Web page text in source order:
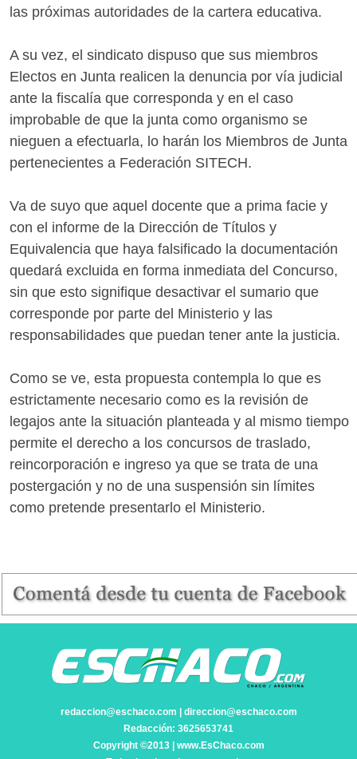
las próximas autoridades de la cartera educativa.
A su vez, el sindicato dispuso que sus miembros
Electos en Junta realicen la denuncia por vía judicial
ante la fiscalía que corresponda y en el caso
improbable de que la junta como organismo se
nieguen a efectuarla, lo harán los Miembros de Junta
pertenecientes a Federación SITECH.
Va de suyo que aquel docente que a prima facie y
con el informe de la Dirección de Títulos y
Equivalencia que haya falsificado la documentación
quedará excluida en forma inmediata del Concurso,
sin que esto signifique desactivar el sumario que
corresponde por parte del Ministerio y las
responsabilidades que puedan tener ante la justicia.
Como se ve, esta propuesta contempla lo que es
estrictamente necesario como es la revisión de
legajos ante la situación planteada y al mismo tiempo
permite el derecho a los concursos de traslado,
reincorporación e ingreso ya que se trata de una
postergación y no de una suspensión sin límites
como pretende presentarlo el Ministerio.
redaccion@eschaco.com | direccion@eschaco.com
Redacción: 3625653741
Copyright ©2013 | www.EsChaco.com